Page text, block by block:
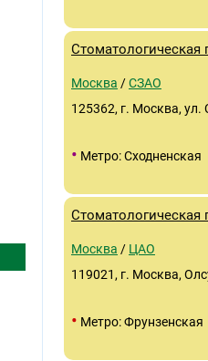
Москва /СЗАО
125362, г. Москва, ул.
• Метро: Сходненская
Москва / ЦАО
119021, г. Москва,
• Метро: Фрунзенская